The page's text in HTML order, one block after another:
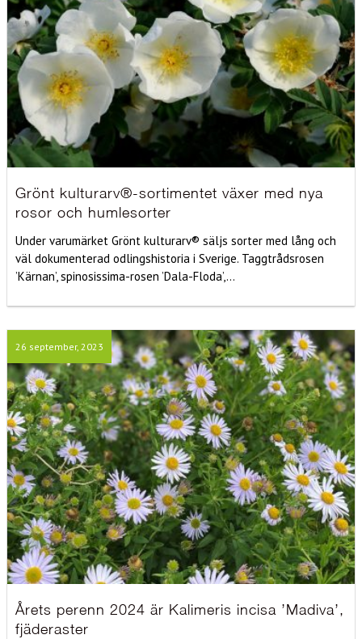
Grönt kulturarv®-sortimentet växer med nya
rosor och humlesorter
Under varumärket Grönt kulturarv® säljs sorter med lång och
väl dokumenterad odlingshistoria i Sverige. Taggtrådsrosen
’Kärnan’, spinosissima-rosen ’Dala-Floda’,...
26 september, 2023
Årets perenn 2024 är Kalimeris incisa ’Madiva’,
fjäderaster